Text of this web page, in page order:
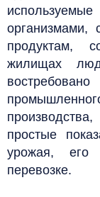
организмами,
продуктам,
жилищах
простые
урожая, его
перевозке.